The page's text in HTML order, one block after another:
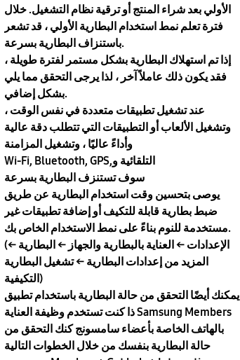
الأولي بعد شراء المنتج أو ترقية نظام التشغيل. خلال
فترة تعلم نمط استخدام البطارية الأولي ، قد تشعر
باستنزاف البطارية بسرعة.
إذا تم استهلاك البطارية بشكل مستمر لفترة طويلة ،
فقد يكون ذلك عاملاً آخر ، لذا يرجى التحقق مما يلي
بشكل إضافي.
عند تشغيل تطبيقات متعددة في نفس الوقت ،
وتشغيل الألعاب أو التطبيقات التي تتطلب دقة عالية
وأداءً عاليًا ، وتشغيل المزامنة
Wi-Fi, Bluetooth, GPS,التلقائية و
سوف تستنزف البطارية بسرعة
يوصى بتحسين وقت استخدام البطارية عن طريق
ضبط بطارية قابلة للتكيف أو إضافة تطبيقات غير
مستخدمة للنوم بناءً على نمط الاستخدام الخاص بك.
(الإعدادات ← العناية بالبطارية والجهاز ← البطارية ←
المزيد من إعدادات البطارية ← تشغيل البطارية
التكيفية)
يمكنك أيضًا التحقق من حالة البطارية باستخدام تطبيق
ذا كنت تستخدم وظيفة العناية Samsung Members
بالهاتف الخاصة بأعضاء سامسونج كنك التحقق من
حالة البطارية بنفسك من خلال الخطوات التالية